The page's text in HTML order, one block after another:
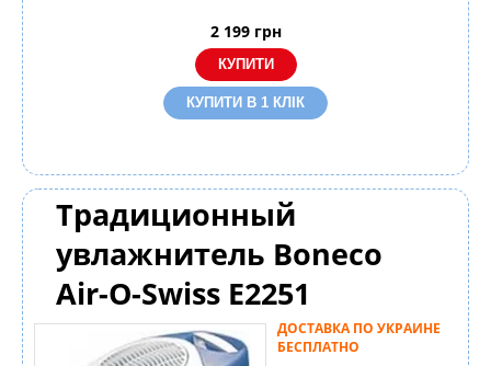
2 199 грн
КУПИТИ В 1 КЛІК
Традиционный
увлажнитель Boneco
Air-O-Swiss E2251
ДОСТАВКА ПО УКРАИНЕ
БЕСПЛАТНО